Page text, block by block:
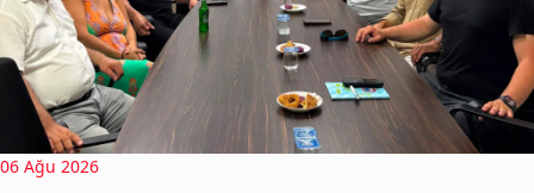
06 Ağu 2026